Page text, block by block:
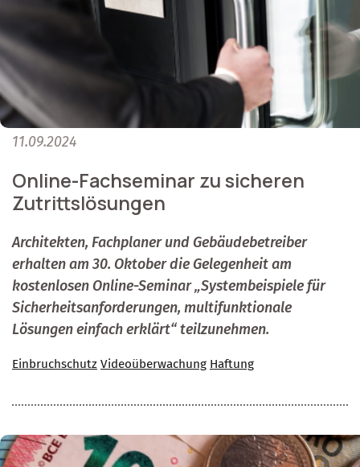
11.09.2024
Online-Fachseminar zu sicheren
Zutrittslösungen
Architekten, Fachplaner und Gebäudebetreiber
erhalten am 30. Oktober die Gelegenheit am
kostenlosen Online-Seminar „Systembeispiele für
Sicherheitsanforderungen, multifunktionale
Lösungen einfach erklärt“ teilzunehmen.
Einbruchschutz Videoüberwachung Haftung